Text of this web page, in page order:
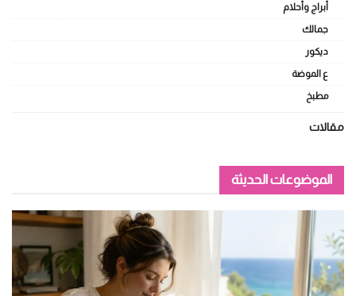
أبراج وأحلام
جمالك
ديكور
ع الموضة
مطبخ
مقالات
الموضوعات الحديثة